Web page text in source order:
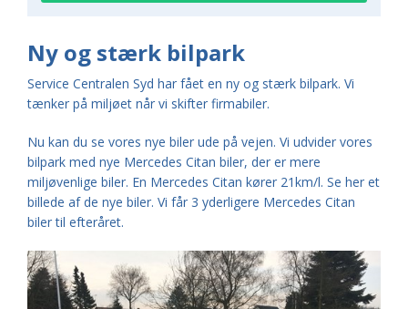
Ny og stærk bilpark
Service Centralen Syd har fået en ny og stærk bilpark. Vi
tænker på miljøet når vi skifter firmabiler.
Nu kan du se vores nye biler ude på vejen. Vi udvider vores
bilpark med nye Mercedes Citan biler, der er mere
miljøvenlige biler. En Mercedes Citan kører 21km/l. Se her et
billede af de nye biler. Vi får 3 yderligere Mercedes Citan
biler til efteråret.